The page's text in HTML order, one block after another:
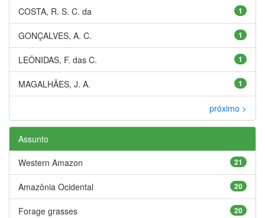
1
COSTA, R. S. C. da
1
GONÇALVES, A. C.
1
LEÔNIDAS, F. das C.
1
MAGALHÃES, J. A.
próximo >
Assunto
21
Western Amazon
20
Amazônia Ocidental
20
Forage grasses